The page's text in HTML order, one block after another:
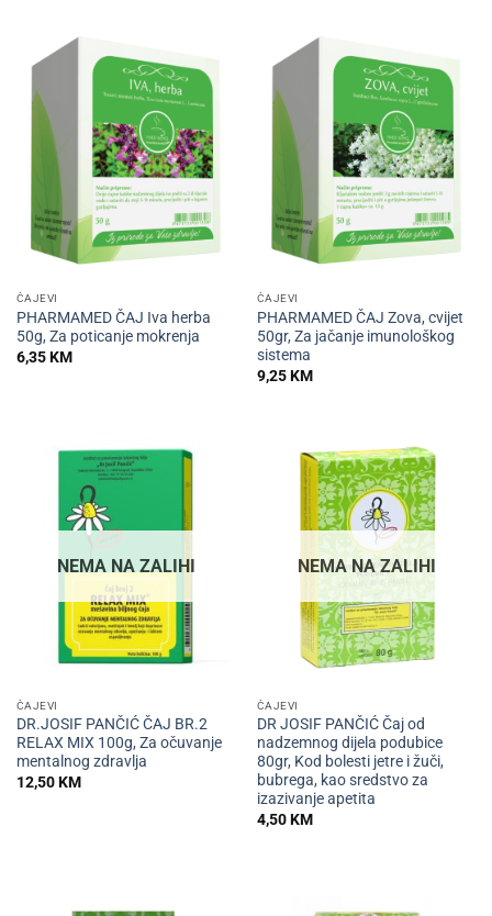
ČAJEVI
PHARMAMED ČAJ Iva herba
50g, Za poticanje mokrenja
6,35KM
ČAJEVI
PHARMAMED ČAJ Zova, cvijet
50gr, Za jačanje imunološkog
sistema
9,25KM
NEMA NA ZALIHI
ČAJEVI
DR.JOSIF PANČIĆ ČAJ BR.2
RELAX MIX 100g, Za očuvanje
mentalnog zdravlja
12,50KM
NEMA NA ZALIHI
ČAJEVI
DR JOSIF PANČIĆ Čaj od
nadzemnog dijela podubice
80gr, Kod bolesti jetre i žuči,
bubrega, kao sredstvo za
izazivanje apetita
4,50KM